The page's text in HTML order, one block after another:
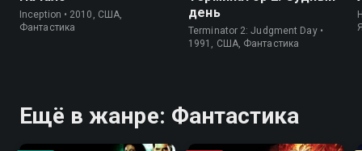
Inception • 2010, США,
Фантастика
день
Terminator 2: Judgment Day •
1991, США, Фантастика
Ещё в жанре: Фантастика